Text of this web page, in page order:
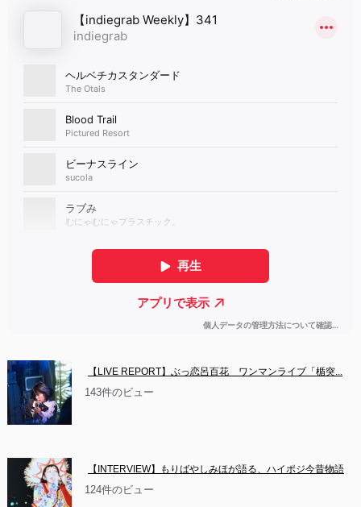
【LIVE REPORT】ぶっ恋呂百花　ワンマンライブ「楯突...
143件のビュー
【INTERVIEW】もりばやしみほが語る、ハイポジ今昔物語
124件のビュー